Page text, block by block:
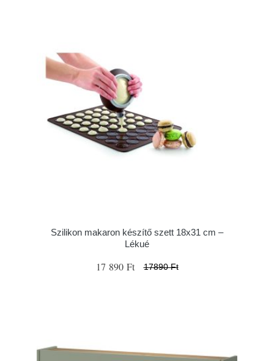
Szilikon makaron készítő szett 18x31 cm –
Lékué
17 890 Ft 17890 Ft